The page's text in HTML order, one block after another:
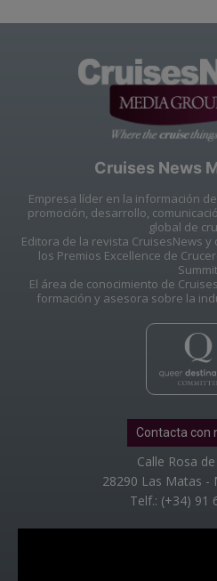
Cruises News
Empresa líder en la información
promoción, desarrollo,
global de
Editora de la revista CruisesNews
los Premios Excellence de
El área de conocimiento de
formación y asesora sobre la
Contacta con
Calle Rosa
28290 Las Matas -
Telf.: (+34) 91